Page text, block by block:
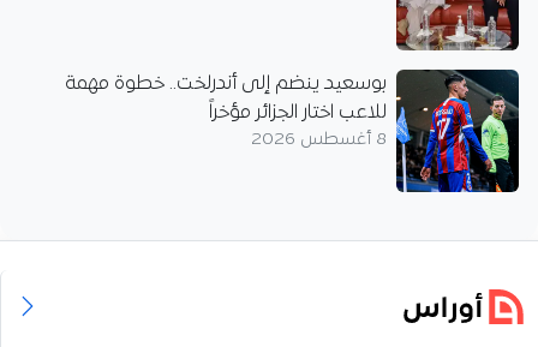
بوسعيد ينضم إلى أندرلخت.. خطوة مهمة
للاعب اختار الجزائر مؤخراً
8 أغسطس 2026